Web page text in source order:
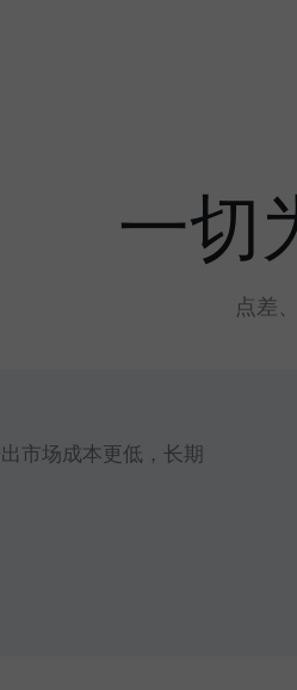
奖金—
一切
点差
市场成本更低，长期